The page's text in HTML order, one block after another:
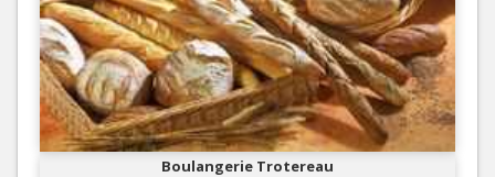
Boulangerie Trotereau